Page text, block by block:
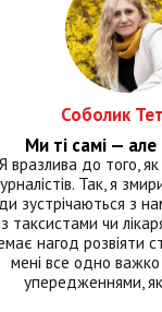
Соболик
Ми ті самі — але
Я вразлива до того,
Так, я
зустрічаються з
таксистами чи
нагод розвіяти
мені все одно
упередженнями,